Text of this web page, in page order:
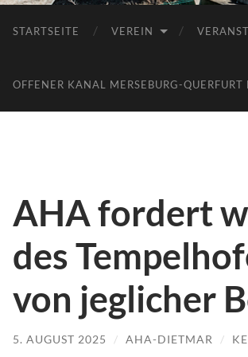
STARTSEITE VEREIN
OFFENER KANAL MERSEBURG-QUERFURT
AHA fordert
des
von jeglicher
5. AUGUST 2025 / AHA-DIETMAR /